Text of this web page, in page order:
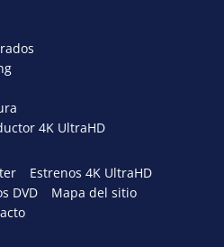
4K UltraHD
Estrenos 4K UltraHD
DVD
Mapa del sitio